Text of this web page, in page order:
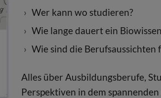
Wer kann wo studieren?
Wie lange dauert ein
Wie sind die Berufsaussichten
Alles über Ausbildungsberufe,
Perspektiven in dem